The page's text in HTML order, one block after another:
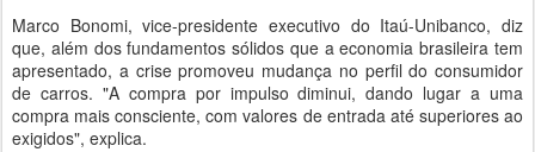
Marco Bonomi, vice-presidente executivo do Itaú-Unibanco, diz
que, além dos fundamentos sólidos que a economia brasileira tem
apresentado, a crise promoveu mudança no perfil do consumidor
de carros. "A compra por impulso diminui, dando lugar a uma
compra mais consciente, com valores de entrada até superiores ao
exigidos", explica.